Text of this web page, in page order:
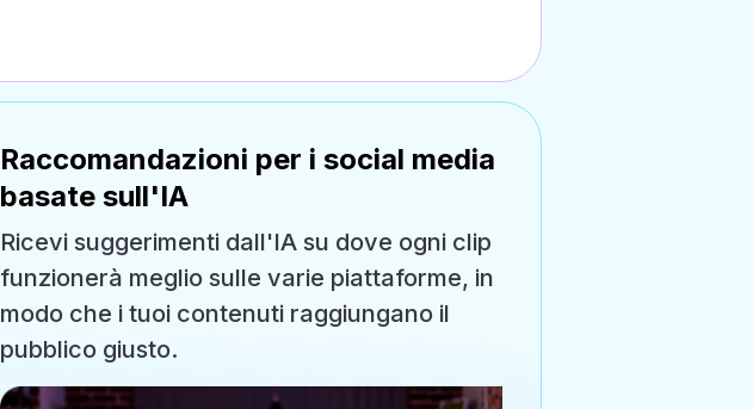
Raccomandazioni per i social media
basate sull'IA
Ricevi suggerimenti dall'IA su dove ogni clip
funzionerà meglio sulle varie piattaforme, in
modo che i tuoi contenuti raggiungano il
pubblico giusto.